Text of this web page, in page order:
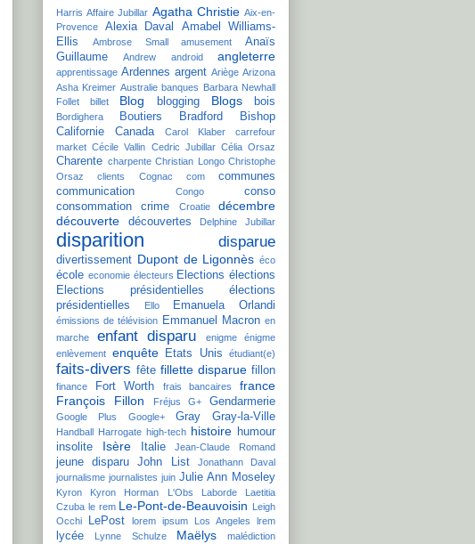
Harris Affaire Jubillar Agatha Christie Aix-en-
Provence
Alexia Daval
Amabel Williams-
Ellis
Ambrose Small amusement
Anaïs
Guillaume
Andrew android angleterre
apprentissage Ardennes argent Ariège Arizona
Asha Kreimer Australie banques Barbara Newhall
Follet
billet Blog blogging Blogs bois
Bordighera Boutiers
Bradford Bishop
Californie
Canada Carol Klaber
carrefour
market Cécile Vallin Cedric Jubillar Célia Orsaz
Charente charpente Christian Longo Christophe
Orsaz
clients Cognac com
communes
communication
Congo
conso
consommation
crime Croatie
décembre
découverte
découvertes Delphine Jubillar
disparition disparue
divertissement Dupont de Ligonnès éco
école economie électeurs Elections élections
Elections présidentielles
élections
présidentielles
Ello Emanuela Orlandi
émissions de télévision Emmanuel Macron en
marche
enfant disparu enigme
énigme
enlèvement enquête Etats Unis étudiant(e)
faits-divers fête fillette disparue fillon
finance Fort Worth frais bancaires
france
François Fillon
Fréjus G+ Gendarmerie
Google Plus Google+ Gray Gray-la-Ville
Handball Harrogate high-tech histoire humour
insolite
Isère Italie Jean-Claude Romand
jeune disparu John List
Jonathann Daval
journalisme journalistes juin Julie Ann Moseley
Kyron Kyron Horman L'Obs Laborde
Laetitia
Czuba le rem Le-Pont-de-Beauvoisin Leigh
Occhi
LePost lorem ipsum Los Angeles lrem
lycée Lynne Schulze Maëlys
malédiction